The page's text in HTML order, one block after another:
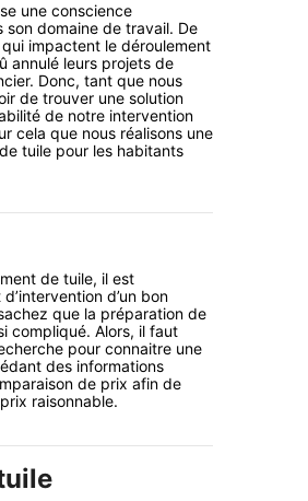
une conscience
son domaine de travail. De
impactent le déroulement
annulé leurs projets de
Donc, tant que nous
de trouver une solution
de notre intervention
cela que nous réalisons une
tuile pour les habitants
de tuile, il est
d’un bon
que la préparation de
compliqué. Alors, il faut
pour connaitre une
des informations
de prix afin de
raisonnable.